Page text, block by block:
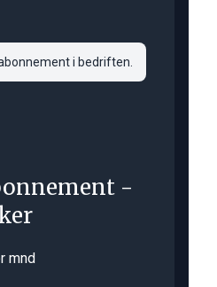
i bedriften.
-
mnd